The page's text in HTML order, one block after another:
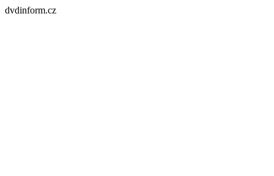
dvdinform.cz